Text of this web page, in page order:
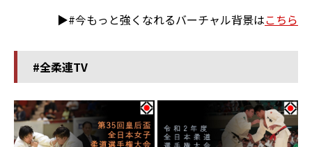
▶#今もっと強くなれるバーチャル背景はこちら
#全柔連TV